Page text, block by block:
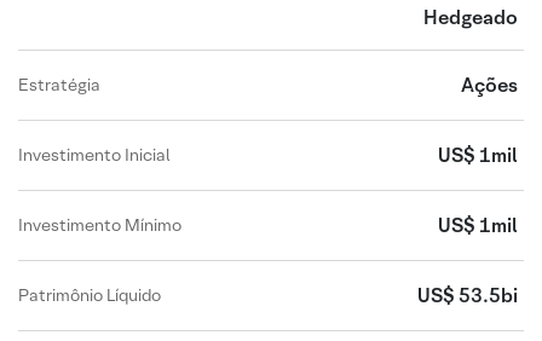
Hedgeado
Estratégia Ações
Investimento Inicial US$ 1mil
Investimento Mínimo US$ 1mil
Patrimônio Líquido US$ 53.5bi